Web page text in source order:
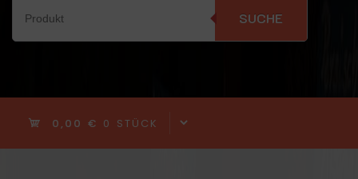
SUCHE
0,00 € 0 STÜCK